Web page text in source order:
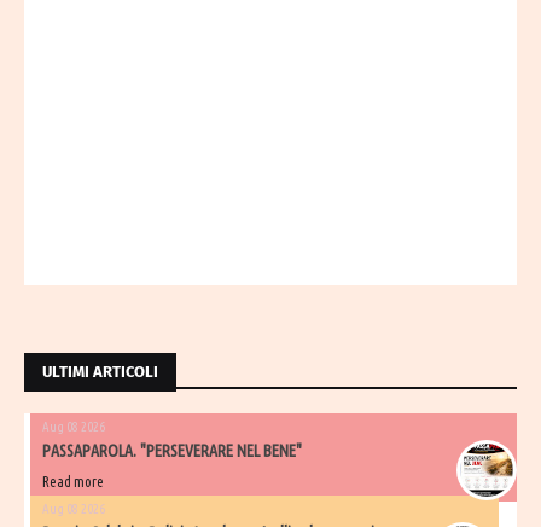
ULTIMI ARTICOLI
Aug 08 2026
PASSAPAROLA. "PERSEVERARE NEL BENE"
Read more
Aug 08 2026